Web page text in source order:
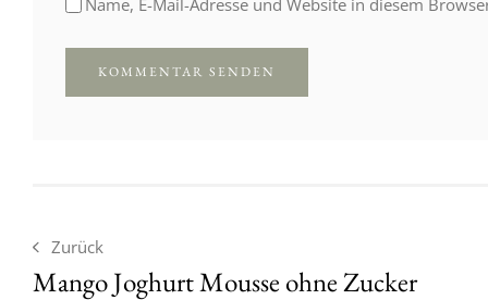
Zurück
Mango Joghurt Mousse ohne Zucker